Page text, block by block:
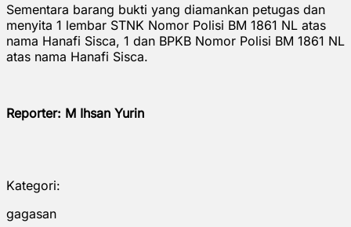
Sementara barang bukti yang diamankan petugas dan
menyita 1 lembar STNK Nomor Polisi BM 1861 NL atas
nama Hanafi Sisca, 1 dan BPKB Nomor Polisi BM 1861 NL
atas nama Hanafi Sisca.
Reporter: M Ihsan Yurin
Kategori:
gagasan